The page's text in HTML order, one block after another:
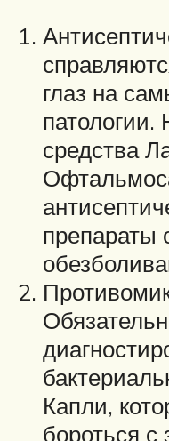
глаз на
патологии.
средства
препараты
Капли,
бороться с